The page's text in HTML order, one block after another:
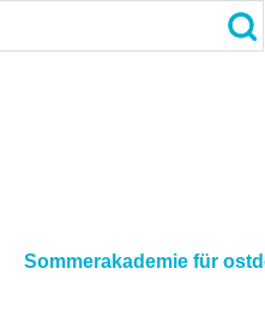
Sommerakademie für